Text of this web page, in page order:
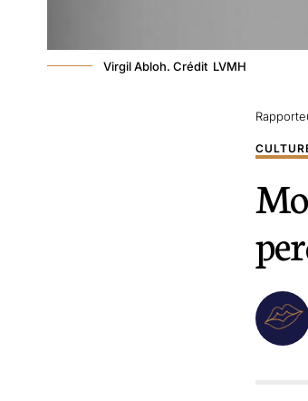
Virgil Abloh. Crédit LVMH